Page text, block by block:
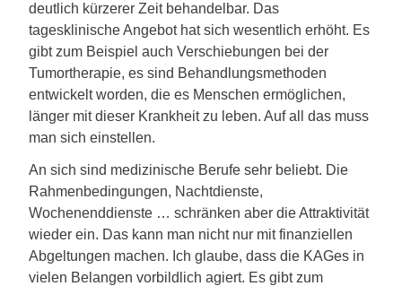
deutlich kürzerer Zeit behandelbar. Das
tagesklinische Angebot hat sich wesentlich erhöht. Es
gibt zum Beispiel auch Verschiebungen bei der
Tumortherapie, es sind Behandlungsmethoden
entwickelt worden, die es Menschen ermöglichen,
länger mit dieser Krankheit zu leben. Auf all das muss
man sich einstellen.
An sich sind medizinische Berufe sehr beliebt. Die
Rahmenbedingungen, Nachtdienste,
Wochenenddienste … schränken aber die Attraktivität
wieder ein. Das kann man nicht nur mit finanziellen
Abgeltungen machen. Ich glaube, dass die KAGes in
vielen Belangen vorbildlich agiert. Es gibt zum